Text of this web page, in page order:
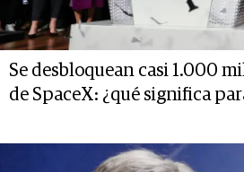
Se desbloquean casi 1.000
de SpaceX: ¿qué significa